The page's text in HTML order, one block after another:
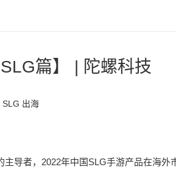
篇】 | 陀螺科技
SLG 出海
导者，2022年中国SLG手游产品在海外